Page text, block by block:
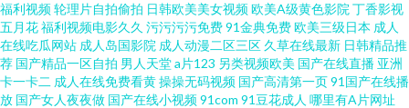
深夜寂寞影院 97色色资源 海角操91
福利视频轮理片自拍偷拍 日韩欧美美女视频欧美A级黄色影院 丁香影视
五月花福利视频电影久久 污污污污免费91金典免费欧美三级日本 成人
在线吃瓜网站 成人岛国影院 成人动漫二区三区 久草在线最新 日韩精品推
荐 国产精品一区自拍 男人天堂a片123 另类视频欧美 国产在线直播 亚洲
卡一卡二 成人在线免费看黄操操无码视频 国产高清第一页91国产在线播
放 国产女人夜夜做 国产在线小视频91com 91豆花成人 哪里有A片网址